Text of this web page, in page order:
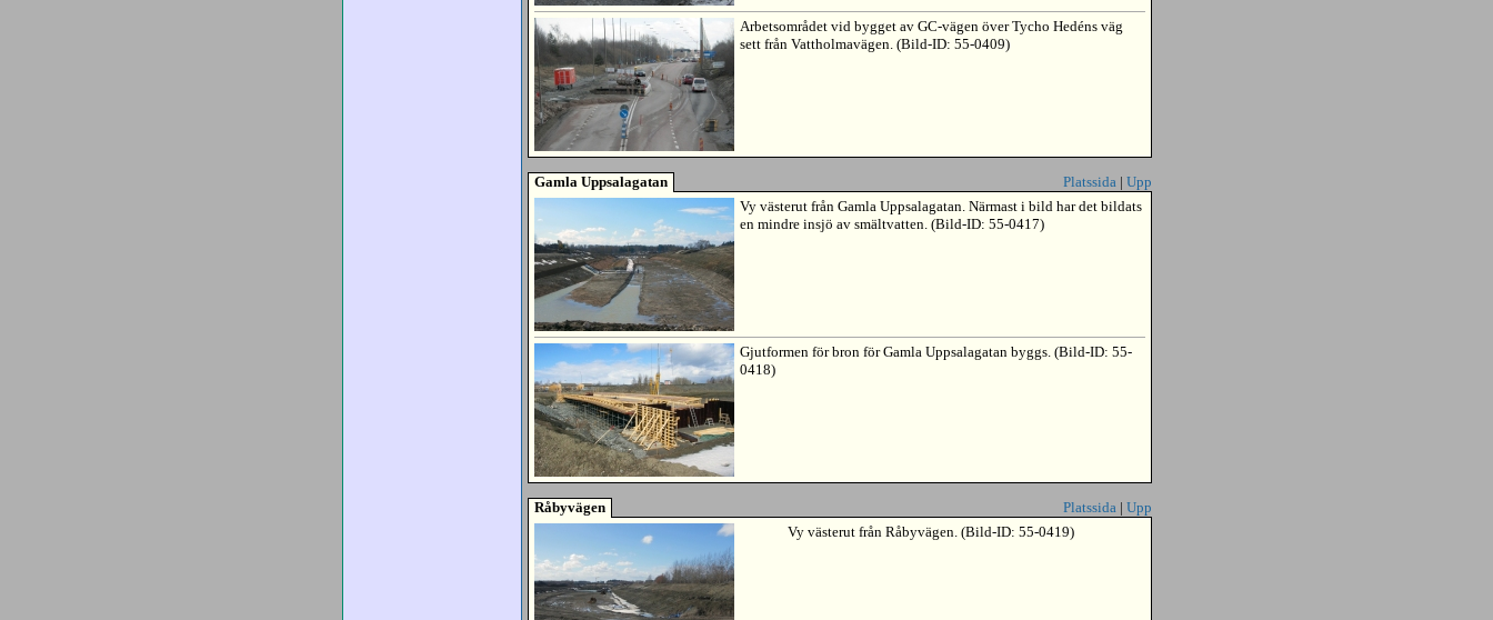
Arbetsområdet vid bygget av GC-vägen över Tycho Hedéns väg
sett från Vattholmavägen. (Bild-ID: 55-0409)
Gamla Uppsalagatan Platssida| Upp
Vy västerut från Gamla Uppsalagatan. Närmast i bild har det bildats
en mindre insjö av smältvatten. (Bild-ID: 55-0417)
Gjutformen för bron för Gamla Uppsalagatan byggs. (Bild-ID: 55-
0418)
Råbyvägen Platssida| Upp
Vy västerut från Råbyvägen. (Bild-ID: 55-0419)